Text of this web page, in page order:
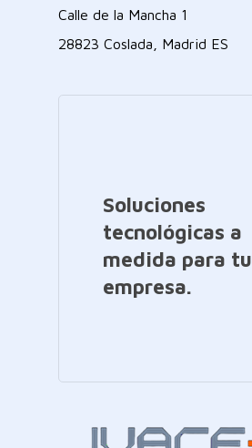
Calle de la Mancha 1
28823 Coslada, Madrid ES
Soluciones
tecnológicas a
medida para tu
empresa.